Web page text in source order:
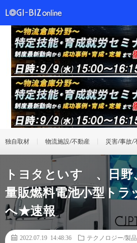
独自取材 物流施設/不動産 災害/事故/
トヨタといすゞ、日野
量販燃料電池小型トラ
へ★速報
2022.07.19 14:48:36
テクノロジー/製品